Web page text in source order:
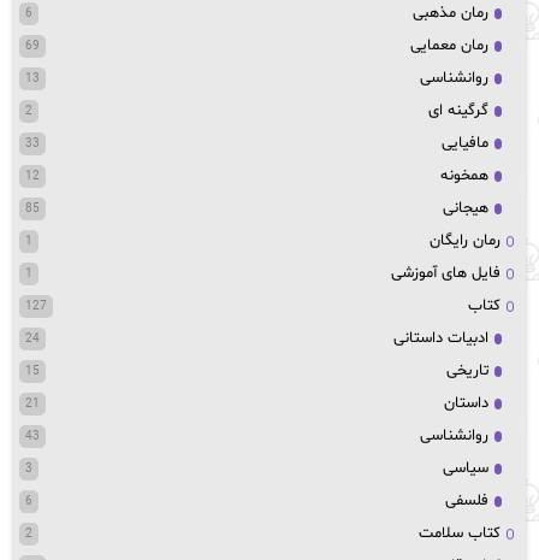
رمان مذهبی 6
رمان معمایی 69
روانشناسی 13
گرگینه ای 2
مافیایی 33
همخونه 12
هیجانی 85
رمان رایگان 1
فایل های آموزشی 1
کتاب 127
ادبیات داستانی 24
تاریخی 15
داستان 21
روانشناسی 43
سیاسی 3
فلسفی 6
کتاب سلامت 2